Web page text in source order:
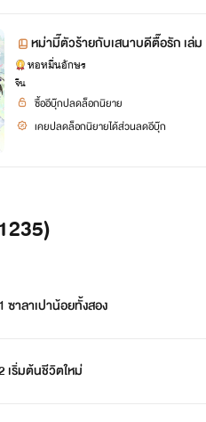
หอหมื่นอักษร
จีน
ซื้ออีบุ๊กปลดล็อกนิยาย
เคยปลดล็อกนิยายได้ส่วนลดอีบุ๊ก
)
ซาลาเปาน้อยทั้งสอง
เริ่มต้นชีวิตใหม่